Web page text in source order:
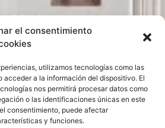
el consentimiento
utilizamos tecnologías como las
acceder a la información del dispositivo. El
nos permitirá procesar datos como
o las identificaciones únicas en este
consentimiento, puede afectar
y funciones.
de los Caballeros